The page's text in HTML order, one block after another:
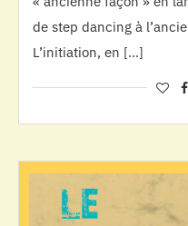
de step dancing à
L’initiation, en […]